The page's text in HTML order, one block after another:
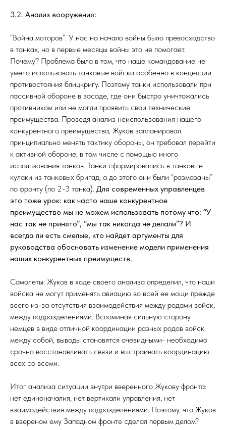
3.2. Анализ вооружения:
“Война моторов”. У нас на начало войны было превосходство
в танках, но в первые месяцы войны это не помогает.
Почему? Проблема была в том, что наше командование не
умело использовать танковые войска особенно в концепции
противостояния блицкригу. Поэтому танки использовали при
пассивной обороне в засаде, где они быстро уничтожались
противником или не могли проявить свои технические
преимущества. Проведя анализ неиспользования нашего
конкурентного преимущества, Жуков запланировал
принципиально менять тактику обороны, он требовал перейти
к активной обороне, в том числе с помощью иного
использования танков. Танки сформировались в танковые
кулаки из танковых бригад, а до этого они были “размазаны”
по фронту (по 2-3 танка). Для современных управленцев
это тоже урок: как часто наше конкурентное
преимущество мы не можем использовать потому что: “У
нас так не принято”, “мы так никогда не делали”? И
всегда ли есть смелые, кто найдет аргументы для
руководства обосновать изменение модели применения
наших конкурентных преимуществ.
Самолеты: Жуков в ходе своего анализа определил, что наши
войска не могут применять авиацию во всей ее мощи прежде
всего из-за отсутствия взаимодействия между родами войск,
между подразделениями. Вспоминая сильную сторону
немцев в виде отличной координации разных родов войск
между собой, выводы становятся очевидными- необходимо
срочно восстанавливать связи и выстраивать координацию
всех со всеми.
Итог анализа ситуации внутри вверенного Жукову фронта:
нет единоначалия, нет вертикали управления, нет
взаимодействия между подразделениями. Поэтому, что Жуков
в ввереном ему Западном фронте сделал первым делом?